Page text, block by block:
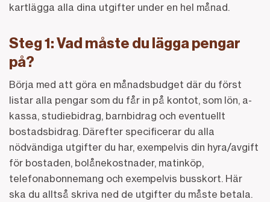
kartlägga alla dina utgifter under en hel månad.
Steg 1: Vad måste du lägga pengar
på?
Börja med att göra en månadsbudget där du först
listar alla pengar som du får in på kontot, som lön, a-
kassa, studiebidrag, barnbidrag och eventuellt
bostadsbidrag. Därefter specificerar du alla
nödvändiga utgifter du har, exempelvis din hyra/avgift
för bostaden, bolånekostnader, matinköp,
telefonabonnemang och exempelvis busskort. Här
ska du alltså skriva ned de utgifter du måste betala.